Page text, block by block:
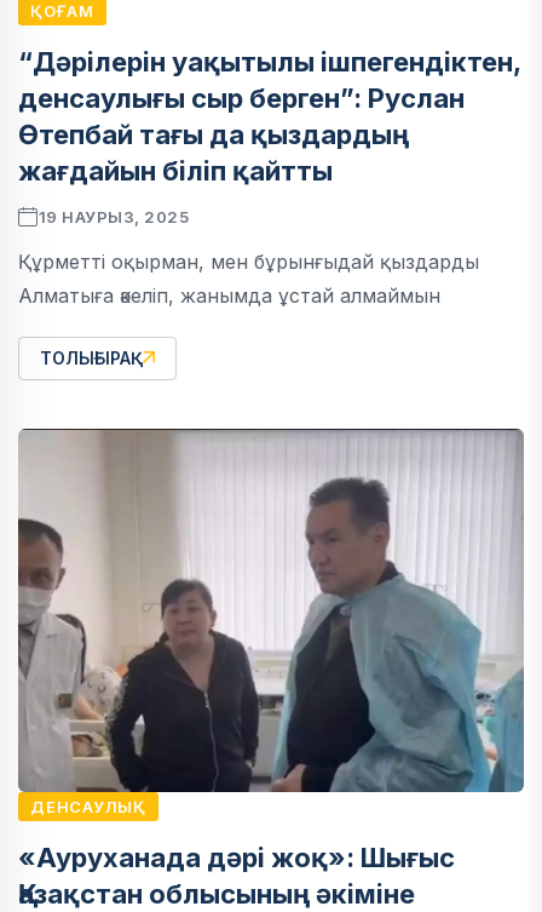
ҚОҒАМ
“Дәрілерін уақытылы ішпегендіктен,
денсаулығы сыр берген”: Руслан
Өтепбай тағы да қыздардың
жағдайын біліп қайтты
19 НАУРЫЗ, 2025
Құрметті оқырман, мен бұрынғыдай қыздарды
Алматыға әкеліп, жанымда ұстай алмаймын
ТОЛЫҒЫРАҚ
ДЕНСАУЛЫҚ
«Ауруханада дәрі жоқ»: Шығыс
Қазақстан облысының әкіміне